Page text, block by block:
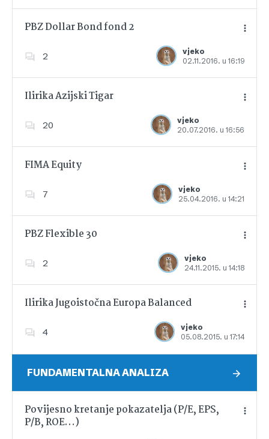
PBZ Dollar Bond fond 2
2
vjeko
02.11.2016. u 16:19
Dodajte u favorite
Ilirika Azijski Tigar
20
vjeko
20.07.2016. u 16:56
Dodajte u favorite
FIMA Equity
7
vjeko
25.04.2016. u 14:21
Dodajte u favorite
PBZ Flexible 30
2
vjeko
24.11.2015. u 14:18
Dodajte u favorite
Ilirika Jugoistočna Europa Balanced
4
vjeko
05.08.2015. u 17:14
Dodajte u favorite
FUNDAMENTALNA ANALIZA
Povijesno kretanje pokazatelja (P/E, EPS,
P/B, ROE…)